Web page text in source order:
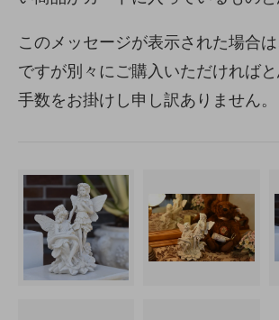
このメッセージが表示された場合
ですが別々にご購入いただければ
手数をお掛けし申し訳ありません。